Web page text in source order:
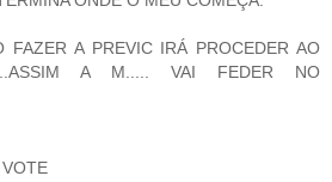
FAZER A PREVIC IRÁ PROCEDER AO
A M..... VAI FEDER NO